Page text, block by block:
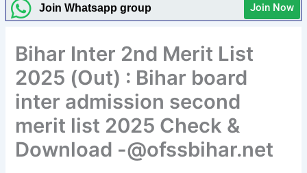
Join Whatsapp group Join Now
Bihar Inter 2nd Merit List
2025 (Out) : Bihar board
inter admission second
merit list 2025 Check &
Download -@ofssbihar.net